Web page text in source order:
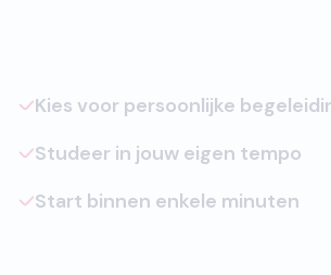
Kies voor persoonlijke
Studeer in jouw eigen tempo
Start binnen enkele minuten